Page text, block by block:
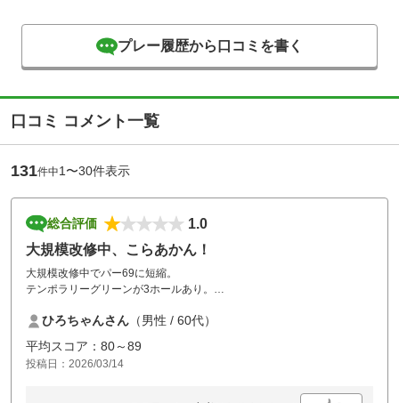
プレー履歴から口コミを書く
口コミ コメント一覧
131件中1〜30件表示
総合評価
1.0
大規模改修中、こらあかん！
大規模改修中でパー69に短縮。
テンポラリーグリーンが3ホールあり。
だけで、パターにならない！
27年に日本オープン開催だそうで、知らずに行って大失敗でした。
尚、改修には1年以上かかる様です。
プレー中でもあちらこちらで工事中、こらあかん。
ひろちゃんさん （男性 / 60代）
平均スコア：80～89
投稿日：2026/03/14